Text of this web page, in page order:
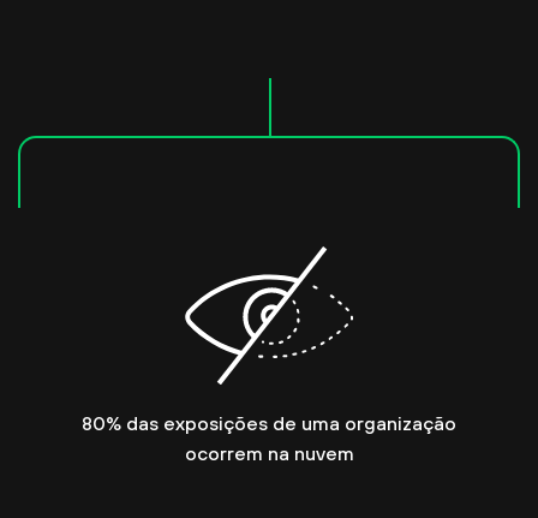
80% das exposições de uma organização
ocorrem na nuvem